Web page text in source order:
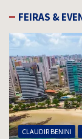
FEIRAS &
CLAUDIR BENINI